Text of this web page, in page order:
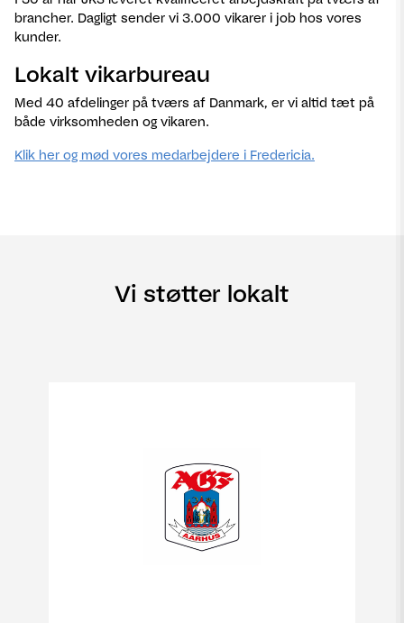
brancher. Dagligt sender vi 3.000 vikarer i job hos vores
kunder.
Lokalt vikarbureau
Med 40 afdelinger på tværs af Danmark, er vi altid tæt på
både virksomheden og vikaren.
Klik her og mød vores medarbejdere i Fredericia.
Vi støtter lokalt